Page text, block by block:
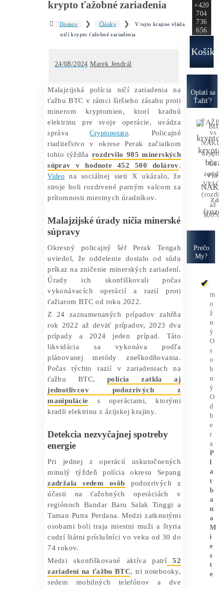
Ako toFunguje? Oplatí saŤažba? Zisky
krypto ťažobné zariadenia
ničí krypto ťažobné zariadenia
24/08/2024 Marek Jendrál
Malajzijská polícia ničí zariadenia na
ťažbu BTC v rámci širšieho zásahu proti
minerom kryptomien, ktorí kradnú
elektrinu pre svoje operácie, uvádza
Cryptopotato
riaditeľstvo v okrese Perak začiatkom
tohto týždňa
rozdrvilo 985 minerských
Videona sociálnej sieti X ukázalo, že
stroje boli rozdrvené parným valcom za
prítomnosti miestnych úradníkov.
Malajzijské úrady ničia minerské
súpravy
Okresný policajný šéf Perak Tengah
uviedol, že oddelenie dostalo od súdu
príkaz na zničenie minerských zariadení.
Úrady ich skonfiškovali počas
vykonávacích operácií a razií proti
ťažiarom BTC od roku 2022.
Z 24 zaznamenaných prípadov zahŕňa
prípady a 2024 jeden prípad. Táto
likvidácia sa vykonáva podľa
Počas týchto razií v zariadeniach na
ťažbu BTC,polícia zatkla aj
jednotlivcov podozrivých z
manipulácies operáciami, ktorými
kradli elektrinu z ázijskej krajiny.
Detekcia nezvyčajnej spotreby
Pri jednej z operácií uskutočnených
minulý týždeň polícia okresu Sepang